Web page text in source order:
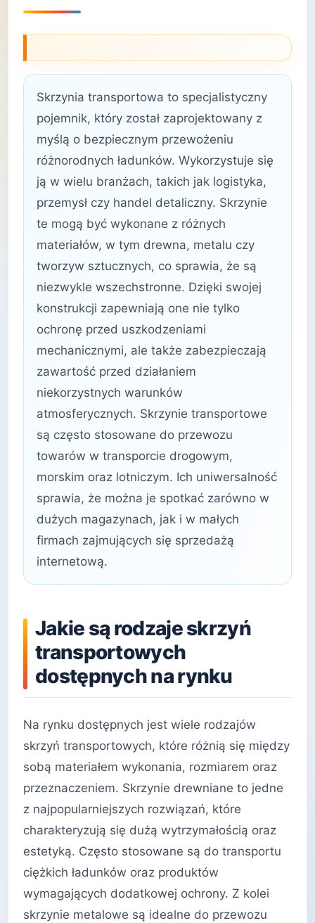
Skrzynia transportowa to specjalistyczny
pojemnik, który został zaprojektowany z
myślą o bezpiecznym przewożeniu
różnorodnych ładunków. Wykorzystuje się
ją w wielu branżach, takich jak logistyka,
przemysł czy handel detaliczny. Skrzynie
te mogą być wykonane z różnych
materiałów, w tym drewna, metalu czy
tworzyw sztucznych, co sprawia, że są
niezwykle wszechstronne. Dzięki swojej
konstrukcji zapewniają one nie tylko
ochronę przed uszkodzeniami
mechanicznymi, ale także zabezpieczają
zawartość przed działaniem
niekorzystnych warunków
atmosferycznych. Skrzynie transportowe
są często stosowane do przewozu
towarów w transporcie drogowym,
morskim oraz lotniczym. Ich uniwersalność
sprawia, że można je spotkać zarówno w
dużych magazynach, jak i w małych
firmach zajmujących się sprzedażą
internetową.
Jakie są rodzaje skrzyń
transportowych
dostępnych na rynku
Na rynku dostępnych jest wiele rodzajów
skrzyń transportowych, które różnią się między
sobą materiałem wykonania, rozmiarem oraz
przeznaczeniem. Skrzynie drewniane to jedne
z najpopularniejszych rozwiązań, które
charakteryzują się dużą wytrzymałością oraz
estetyką. Często stosowane są do transportu
ciężkich ładunków oraz produktów
wymagających dodatkowej ochrony. Z kolei
skrzynie metalowe są idealne do przewozu